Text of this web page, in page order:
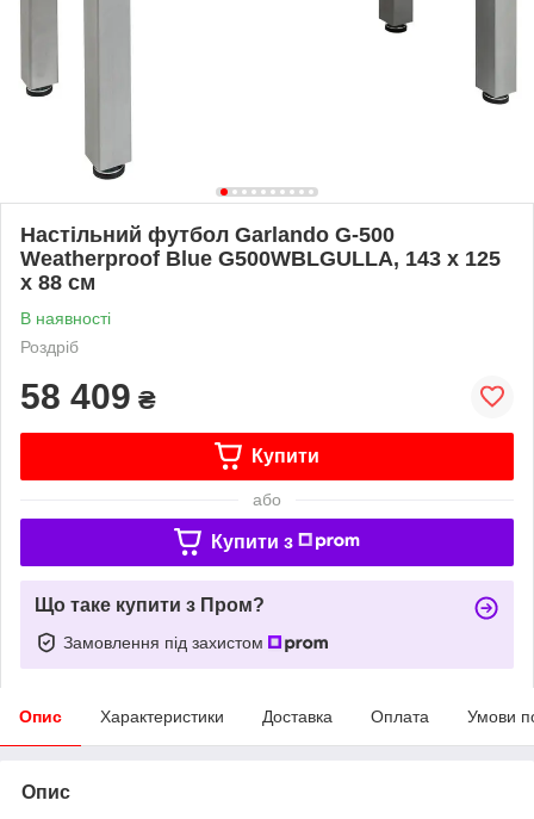
Настільний футбол Garlando G-500
Weatherproof Blue G500WBLGULLA, 143 х 125
х 88 см
В наявності
Роздріб
58 409 ₴
Купити
або
Купити з
Що таке купити з Пром?
Замовлення під захистом
Опис Характеристики Доставка Оплата Умови
Опис